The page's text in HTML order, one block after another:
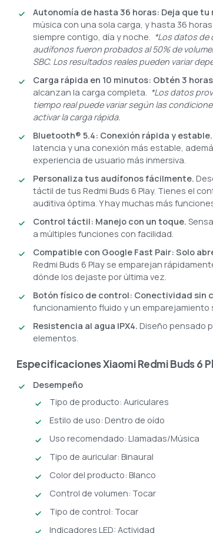
Autonomía de hasta 36 horas: Deja que
música con una sola carga, y hasta 36
siempre contigo, día y noche. *Los datos de
audífonos fueron probados al 50% de
SBC. Los resultados reales pueden variar
Carga rápida en 10 minutos: Obtén 3
alcanzan la carga completa. *Los datos
tiempo real puede variar según las
activar la carga rápida.
Bluetooth® 5.4: Conexión rápida y estable.
latencia y una conexión más estable,
experiencia de usuario más inmersiva.
Personaliza tus audífonos fácilmente.
táctil de tus Redmi Buds 6 Play. Tienes el
auditiva óptima. Y hay muchas más
Control táctil: Manejo con un toque.
a múltiples funciones con facilidad.
Compatible con Google Fast Pair: Solo
Redmi Buds 6 Play se emparejan
dónde los dejaste por última vez.
Botón físico de control: Conectividad sin
funcionamiento fluido y un emparejamiento
Resistencia al agua IPX4. Diseño pensado
elementos.
Especificaciones Xiaomi Redmi Buds 6
Desempeño
Tipo de producto: Auriculares
Estilo de uso: Dentro de oído
Uso recomendado: Llamadas/Música
Tipo de auricular: Binaural
Color del producto: Blanco
Control de volumen: Tocar
Tipo de control: Tocar
Indicadores LED: Actividad